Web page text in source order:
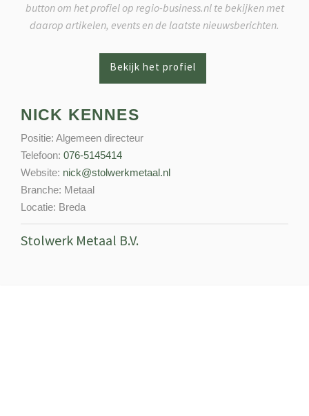
button om het profiel op regio-business.nl te bekijken met
daarop artikelen, events en de laatste nieuwsberichten.
NICK KENNES
Positie: Algemeen directeur
Telefoon: 076-5145414
Website: nick@stolwerkmetaal.nl
Branche: Metaal
Locatie: Breda
Stolwerk Metaal B.V.